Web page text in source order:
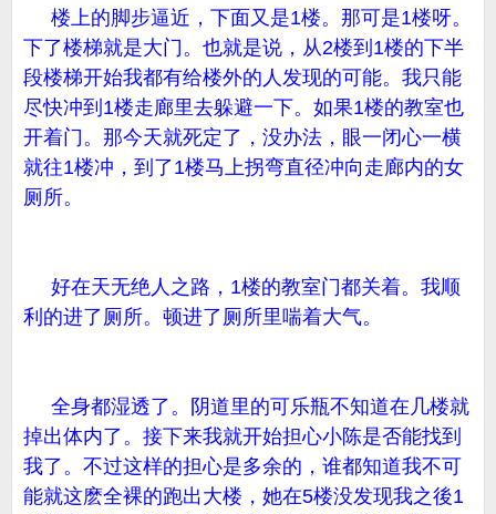
楼上的脚步逼近，下面又是1楼。那可是1楼呀。
下了楼梯就是大门。也就是说，从2楼到1楼的下半
段楼梯开始我都有给楼外的人发现的可能。我只能
尽快冲到1楼走廊里去躲避一下。如果1楼的教室也
开着门。那今天就死定了，没办法，眼一闭心一横
就往1楼冲，到了1楼马上拐弯直径冲向走廊内的女
厕所。
好在天无绝人之路，1楼的教室门都关着。我顺
利的进了厕所。顿进了厕所里喘着大气。
全身都湿透了。阴道里的可乐瓶不知道在几楼就
掉出体内了。接下来我就开始担心小陈是否能找到
我了。不过这样的担心是多余的，谁都知道我不可
能就这麽全裸的跑出大楼，她在5楼没发现我之後1